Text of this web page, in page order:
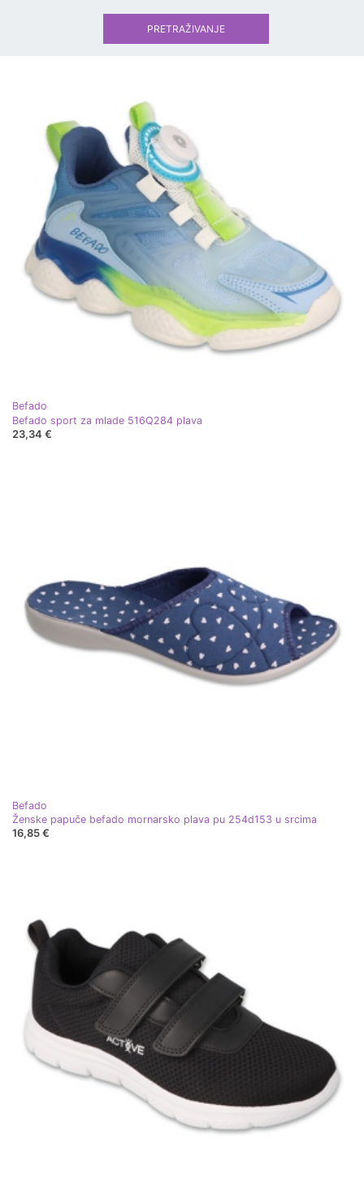
Befado
Befado sport za mlade 516Q284 plava
23,34 €
Befado
Ženske papuče befado mornarsko plava pu 254d153 u srcima
16,85 €
PRETRAŽIVANJE